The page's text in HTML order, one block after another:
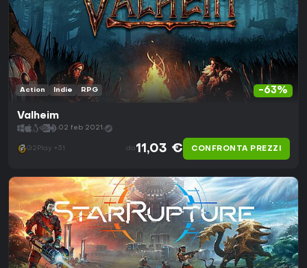
-63%
Action Indie RPG
Valheim
02 feb 2021
G2Play +31 da 11,03 € CONFRONTA PREZZI